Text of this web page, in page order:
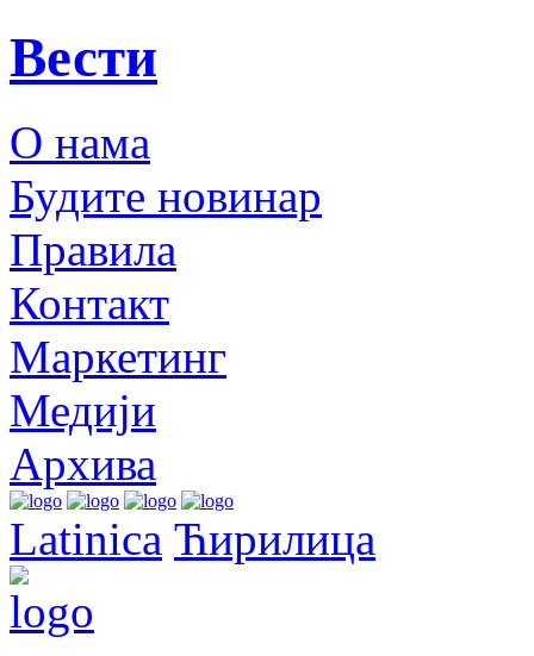
Вести
О нама
Будите новинар
Правила
Контакт
Маркетинг
Медији
Архива
Latinica Ћирилица